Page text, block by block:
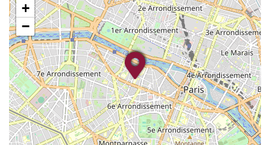
+
−